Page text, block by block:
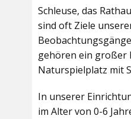
Schleuse, das
sind oft Ziele
gehören ein großer
Naturspielplatz mit
In unserer
im Alter von 0-6